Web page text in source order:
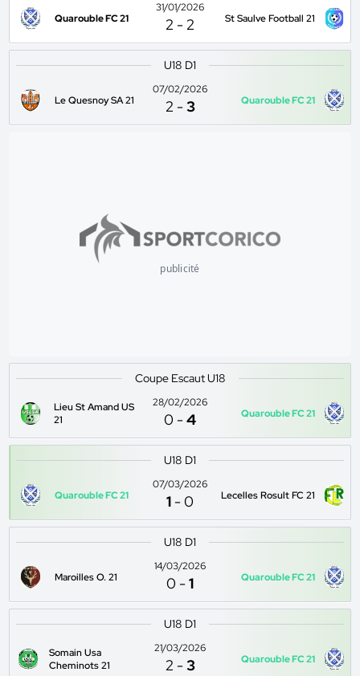
Quarouble FC 21
31/01/2026
2 -2 St Saulve Football 21
U18 D1
Le Quesnoy SA 21
07/02/2026
2 -3 Quarouble FC 21
publicité
Coupe Escaut U18
Lieu St Amand US
21
28/02/2026
0 -4 Quarouble FC 21
U18 D1
Quarouble FC 21
07/03/2026
1 -0 Lecelles Rosult FC 21
U18 D1
Maroilles O. 21
14/03/2026
0 -1 Quarouble FC 21
U18 D1
Somain Usa
Cheminots 21
21/03/2026
2 -3 Quarouble FC 21